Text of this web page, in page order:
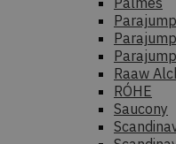
Raaw
RÓHE
Saucony